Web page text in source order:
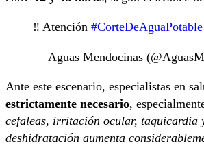
‼ Atención #CorteDeAguaPotable
— Aguas Mendocinas
Ante este escenario, especialistas en
estrictamente necesario,
cefaleas, irritación ocular, taquicardia
deshidratación aumenta